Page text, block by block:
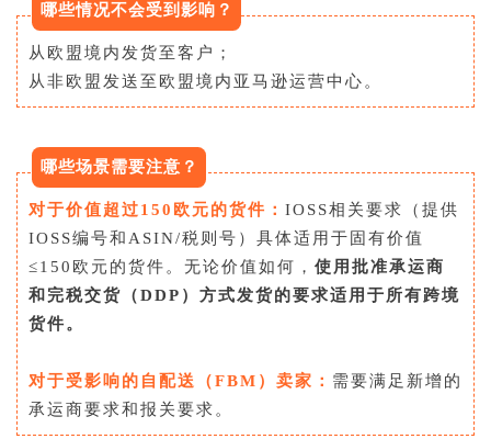
哪些情况不会受到影响？
从欧盟境内发货至客户；
从非欧盟发送至欧盟境内亚马逊运营中心。
哪些场景需要注意？
对于价值超过150欧元的货件： IOSS相关要求（提供
IOSS编号和ASIN/税则号）具体适用于固有价值
≤150欧元的货件。无论价值如何， 使用批准承运商
和完税交货（DDP ）方式发货的要求适用于所有跨境
货件。
对于受影响的自配送（FBM）卖家： 需要满足新增的
承运商要求和报关要求。